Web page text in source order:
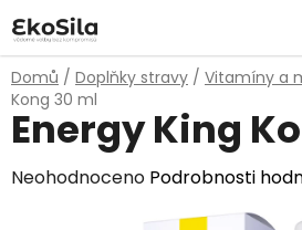
na
obsah
Domů / Doplňky stravy / Vitamíny a
Kong 30 ml
Energy King
Průměrné
Neohodnoceno Podrobnosti